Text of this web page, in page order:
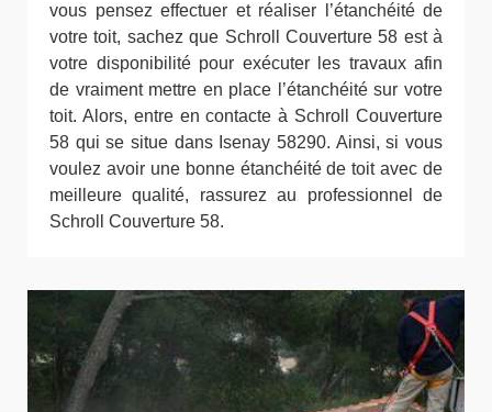
vous pensez effectuer et réaliser l’étanchéité de
votre toit, sachez que Schroll Couverture 58 est à
votre disponibilité pour exécuter les travaux afin
de vraiment mettre en place l’étanchéité sur votre
toit. Alors, entre en contacte à Schroll Couverture
58 qui se situe dans Isenay 58290. Ainsi, si vous
voulez avoir une bonne étanchéité de toit avec de
meilleure qualité, rassurez au professionnel de
Schroll Couverture 58.